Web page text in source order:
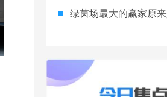
绿茵场最大的赢家原